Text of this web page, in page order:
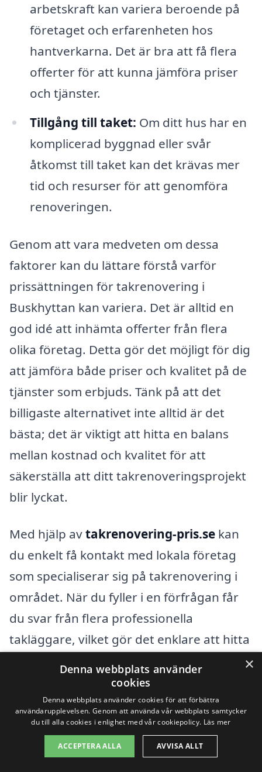
arbetskraft kan variera beroende på
företaget och erfarenheten hos
hantverkarna. Det är bra att få flera
offerter för att kunna jämföra priser
och tjänster.
Tillgång till taket: Om ditt hus har en
komplicerad byggnad eller svår
åtkomst till taket kan det krävas mer
tid och resurser för att genomföra
renoveringen.
Genom att vara medveten om dessa
faktorer kan du lättare förstå varför
prissättningen för takrenovering i
Buskhyttan kan variera. Det är alltid en
god idé att inhämta offerter från flera
olika företag. Detta gör det möjligt för dig
att jämföra både priser och kvalitet på de
tjänster som erbjuds. Tänk på att det
billigaste alternativet inte alltid är det
bästa; det är viktigt att hitta en balans
mellan kostnad och kvalitet för att
säkerställa att ditt takrenoveringsprojekt
blir lyckat.
Med hjälp avtakrenovering-pris.se kan
du enkelt få kontakt med lokala företag
som specialiserar sig på takrenovering i
området. När du fyller i en förfrågan får
du svar från flera professionella
takläggare, vilket gör det enklare att hitta
Få 3 erbjudanden, gratis och utan
förpliktelser
×
Denna webbplats använder
cookies
Denna webbplats använder cookies för att förbättra
användarupplevelsen. Genom att använda vår webbplats samtycker
du till alla cookies i enlighet med vår cookiepolicy. Läs mer
ACCEPTERA ALLA AVVISA ALLT